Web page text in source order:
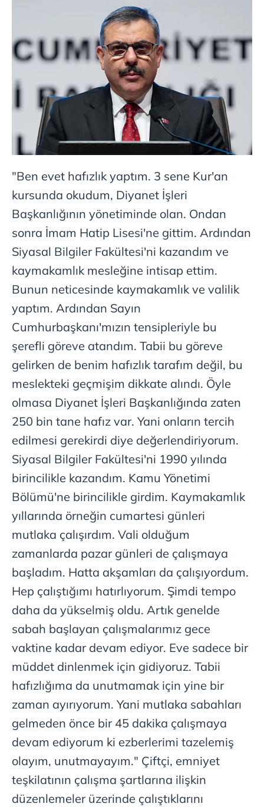
"Ben evet hafızlık yaptım. 3 sene Kur'an
kursunda okudum, Diyanet İşleri
Başkanlığının yönetiminde olan. Ondan
sonra İmam Hatip Lisesi'ne gittim. Ardından
Siyasal Bilgiler Fakültesi'ni kazandım ve
kaymakamlık mesleğine intisap ettim.
Bunun neticesinde kaymakamlık ve valilik
yaptım. Ardından Sayın
Cumhurbaşkanı'mızın tensipleriyle bu
şerefli göreve atandım. Tabii bu göreve
gelirken de benim hafızlık tarafım değil, bu
meslekteki geçmişim dikkate alındı. Öyle
olmasa Diyanet İşleri Başkanlığında zaten
250 bin tane hafız var. Yani onların tercih
edilmesi gerekirdi diye değerlendiriyorum.
Siyasal Bilgiler Fakültesi'ni 1990 yılında
birincilikle kazandım. Kamu Yönetimi
Bölümü'ne birincilikle girdim. Kaymakamlık
yıllarında örneğin cumartesi günleri
mutlaka çalışırdım. Vali olduğum
zamanlarda pazar günleri de çalışmaya
başladım. Hatta akşamları da çalışıyordum.
Hep çalıştığımı hatırlıyorum. Şimdi tempo
daha da yükselmiş oldu. Artık genelde
sabah başlayan çalışmalarımız gece
vaktine kadar devam ediyor. Eve sadece bir
müddet dinlenmek için gidiyoruz. Tabii
hafızlığıma da unutmamak için yine bir
zaman ayırıyorum. Yani mutlaka sabahları
gelmeden önce bir 45 dakika çalışmaya
devam ediyorum ki ezberlerimi tazelemiş
olayım, unutmayayım." Çiftçi, emniyet
teşkilatının çalışma şartlarına ilişkin
düzenlemeler üzerinde çalıştıklarını